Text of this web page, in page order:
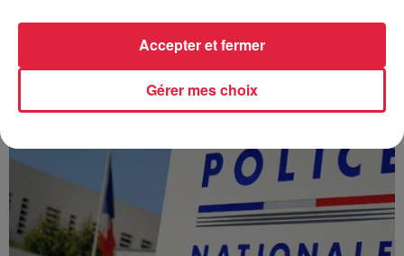
l’eau brune s’écouler de leurs robinets. Face aux
nombreuses interrogations, la municipalité a pris...
Gérer mes choix
Accepter et fermer